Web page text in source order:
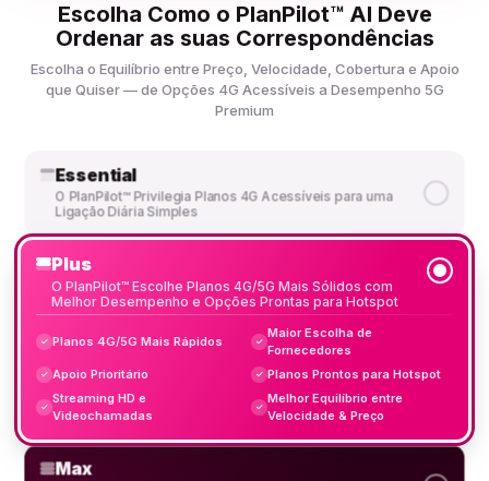
Escolha Como o PlanPilot™ AI Deve
Ordenar as suas Correspondências
Escolha o Equilíbrio entre Preço, Velocidade, Cobertura e Apoio
que Quiser — de Opções 4G Acessíveis a Desempenho 5G
Premium
Essential
O PlanPilot™ Privilegia Planos 4G Acessíveis para uma
Ligação Diária Simples
Plus
O PlanPilot™ Escolhe Planos 4G/5G Mais Sólidos com
Melhor Desempenho e Opções Prontas para Hotspot
✓ Planos 4G/5G Mais Rápidos ✓
Maior Escolha de
Fornecedores
✓ Apoio Prioritário ✓ Planos Prontos para Hotspot
✓
Streaming HD e
Videochamadas
✓
Melhor Equilíbrio entre
Velocidade & Preço
Max